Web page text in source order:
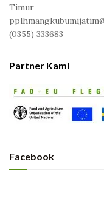
Timur
(0355) 333683
Partner Kami
Facebook